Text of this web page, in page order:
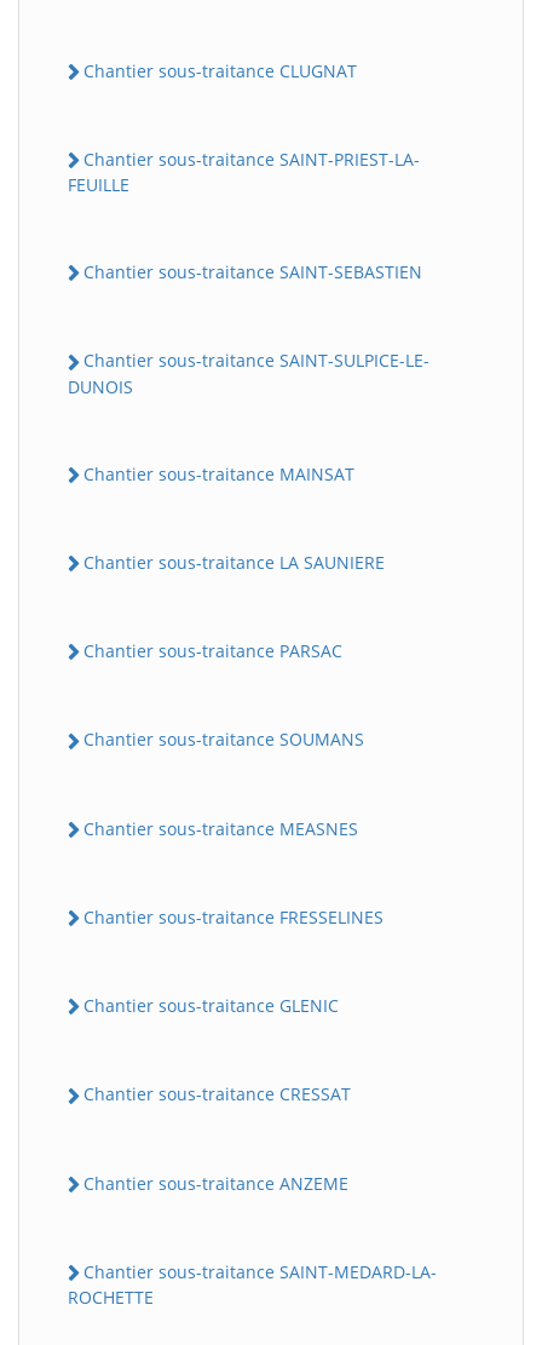
Chantier sous-traitance CLUGNAT
Chantier sous-traitance SAINT-PRIEST-LA-
FEUILLE
Chantier sous-traitance SAINT-SEBASTIEN
Chantier sous-traitance SAINT-SULPICE-LE-
DUNOIS
Chantier sous-traitance MAINSAT
Chantier sous-traitance LA SAUNIERE
Chantier sous-traitance PARSAC
Chantier sous-traitance SOUMANS
Chantier sous-traitance MEASNES
Chantier sous-traitance FRESSELINES
Chantier sous-traitance GLENIC
Chantier sous-traitance CRESSAT
Chantier sous-traitance ANZEME
Chantier sous-traitance SAINT-MEDARD-LA-
ROCHETTE